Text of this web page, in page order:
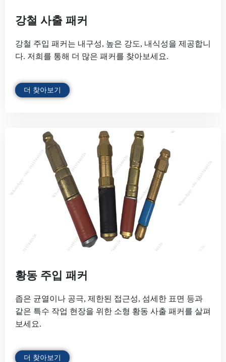
강철 사출 패커
강철 주입 패커는 내구성, 높은 강도, 내식성을 제공합니
다. 저희를 통해 더 많은 패커를 찾아보세요.
더 찾아보기
황동 주입 패커
좁은 균열이나 공극, 제한된 접근성, 섬세한 표면 등과
같은 특수 작업 현장을 위한 소형 황동 사출 패커를 살펴
보세요.
더 찾아보기